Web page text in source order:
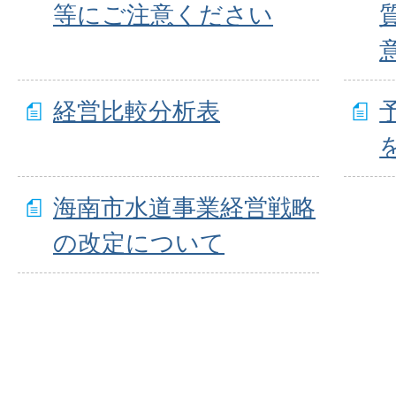
等にご注意ください
経営比較分析表
海南市水道事業経営戦略
の改定について